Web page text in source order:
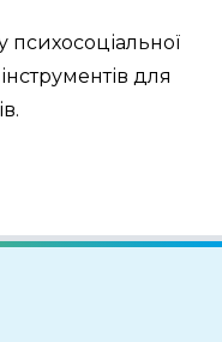
для